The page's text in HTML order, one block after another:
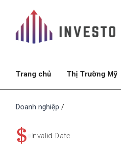
Trang chủ Thị Trường Mỹ
Doanh nghiệp /
$ Invalid Date